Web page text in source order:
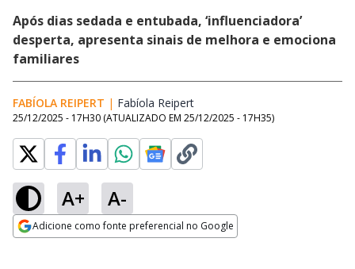
Após dias sedada e entubada, ‘influenciadora’
desperta, apresenta sinais de melhora e emociona
familiares
FABÍOLA REIPERT | Fabíola Reipert
25/12/2025 - 17H30 (ATUALIZADO EM 25/12/2025 - 17H35)
A+ A-
Adicione como fonte preferencial no Google